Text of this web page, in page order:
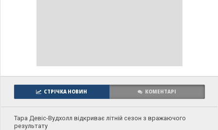
СТРІЧКА НОВИН КОМЕНТАРІ
Тара Девіс-Вудхолл відкриває літній сезон з вражаючого
результату